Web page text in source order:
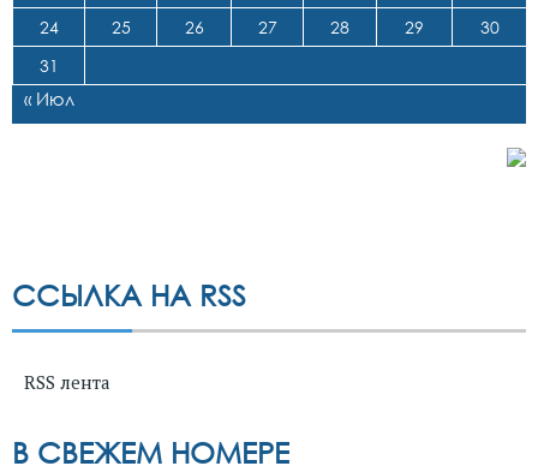
24
25 26 27 28 29
30
31
« Июл
ССЫЛКА НА RSS
RSS лента
В СВЕЖЕМ НОМЕРЕ